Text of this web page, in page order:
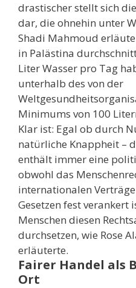
drastischer stellt sich
dar, die ohnehin unter
Shadi Mahmoud
in Palästina
Liter Wasser pro Tag
unterhalb des von der
Minimums von 100
Klar ist: Egal ob durch
natürliche Knappheit –
enthält immer eine
obwohl das
internationalen
Gesetzen fest verankert
Menschen diesen
durchsetzen, wie Rose
erläuterte.
Fairer Handel als
Ort